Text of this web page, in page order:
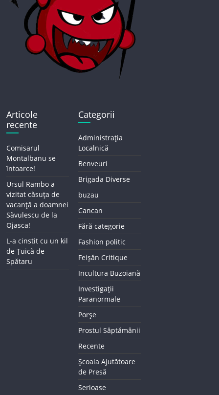
Articole
recente
Comisarul
Montalbanu se
întoarce!
Ursul Rambo a
vizitat căsuța de
vacanță a doamnei
Săvulescu de la
Ojasca!
L-a cinstit cu un kil
de Țuică de
Spătaru
Categorii
Administrația
Localnică
Benveuri
Brigada Diverse
buzau
Cancan
Fără categorie
Fashion politic
Feișăn Critique
Incultura Buzoiană
Investigații
Paranormale
Porșe
Prostul Săptămânii
Recente
Școala Ajutătoare
de Presă
Serioase